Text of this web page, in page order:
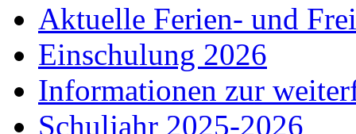
Aktuelle Ferien- und
Einschulung 2026
Informationen zur
Schuljahr 2025-2026